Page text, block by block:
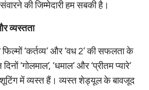
की जिम्मेदारी हम सबकी है।
व्यस्तता
फिल्मों ‘कर्तव्य’ और ‘वध 2’ की सफलता के
‘गोलमाल’, ‘धमाल’ और ‘प्रीतम प्यारे’
शूटिंग में व्यस्त हैं। व्यस्त शेड्यूल के बावजूद